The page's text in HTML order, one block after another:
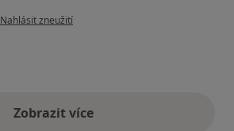
podle názoru uživatele Pacient
Nahlásit zneužití
Zobrazit vícevýše uvedené názory